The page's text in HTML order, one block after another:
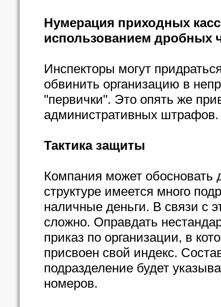
Нумерация приходных
использованием дробных
Инспекторы могут
обвинить организацию в
"первички". Это опять же
административных штрафов.
Тактика защиты
Компания может
структуре имеется много
наличные деньги. В связи с
сложно. Оправдать
приказ по организации, в
присвоен свой индекс.
подразделение будет
номеров.